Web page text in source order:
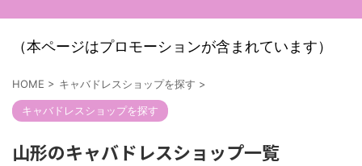
（本ページはプロモーションが含まれています）
HOME > キャバドレスショップを探す >
キャバドレスショップを探す
山形のキャバドレスショップ一覧